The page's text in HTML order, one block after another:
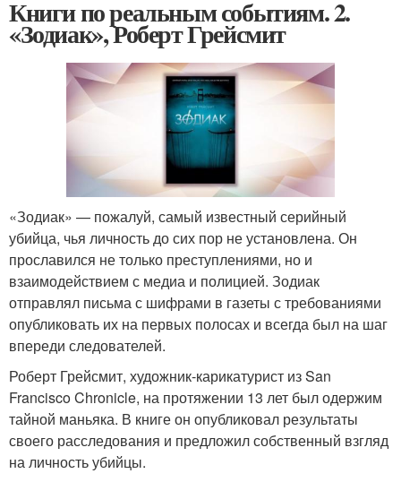
Книги по реальным событиям. 2.
«Зодиак», Роберт Грейсмит
«Зодиак» — пожалуй, самый известный серийный
убийца, чья личность до сих пор не установлена. Он
прославился не только преступлениями, но и
взаимодействием с медиа и полицией. Зодиак
отправлял письма с шифрами в газеты с требованиями
опубликовать их на первых полосах и всегда был на шаг
впереди следователей.
Роберт Грейсмит, художник-карикатурист из San
Francisco Chronicle, на протяжении 13 лет был одержим
тайной маньяка. В книге он опубликовал результаты
своего расследования и предложил собственный взгляд
на личность убийцы.